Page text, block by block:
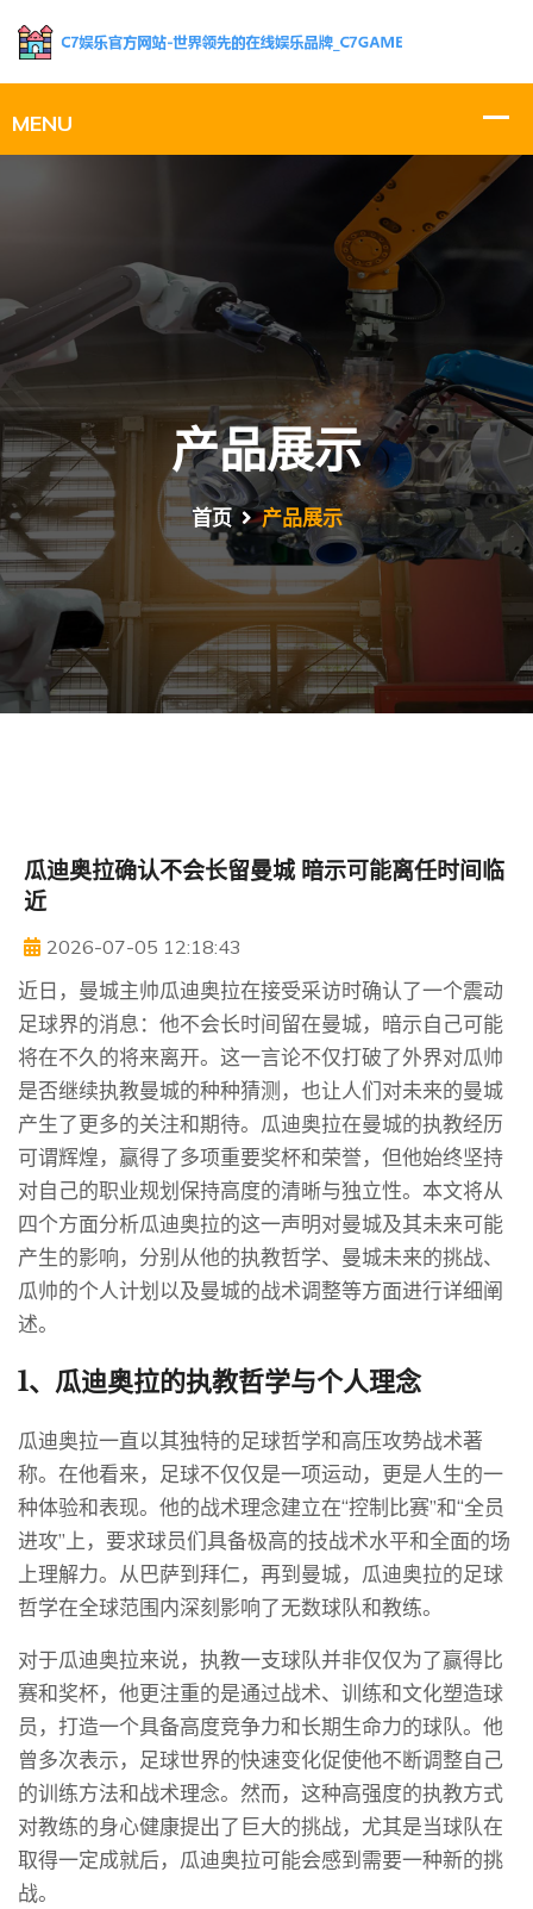
产品展示
首页 产品展示
瓜迪奥拉确认不会长留曼城 暗示可能离任时间临
近
2026-07-05 12:18:43
近日，曼城主帅瓜迪奥拉在接受采访时确认了一个震动
足球界的消息：他不会长时间留在曼城，暗示自己可能
将在不久的将来离开。这一言论不仅打破了外界对瓜帅
是否继续执教曼城的种种猜测，也让人们对未来的曼城
产生了更多的关注和期待。瓜迪奥拉在曼城的执教经历
可谓辉煌，赢得了多项重要奖杯和荣誉，但他始终坚持
对自己的职业规划保持高度的清晰与独立性。本文将从
四个方面分析瓜迪奥拉的这一声明对曼城及其未来可能
产生的影响，分别从他的执教哲学、曼城未来的挑战、
瓜帅的个人计划以及曼城的战术调整等方面进行详细阐
述。
1、瓜迪奥拉的执教哲学与个人理念
瓜迪奥拉一直以其独特的足球哲学和高压攻势战术著
称。在他看来，足球不仅仅是一项运动，更是人生的一
种体验和表现。他的战术理念建立在“控制比赛”和“全员
进攻”上，要求球员们具备极高的技战术水平和全面的场
上理解力。从巴萨到拜仁，再到曼城，瓜迪奥拉的足球
哲学在全球范围内深刻影响了无数球队和教练。
对于瓜迪奥拉来说，执教一支球队并非仅仅为了赢得比
赛和奖杯，他更注重的是通过战术、训练和文化塑造球
员，打造一个具备高度竞争力和长期生命力的球队。他
曾多次表示，足球世界的快速变化促使他不断调整自己
的训练方法和战术理念。然而，这种高强度的执教方式
对教练的身心健康提出了巨大的挑战，尤其是当球队在
取得一定成就后，瓜迪奥拉可能会感到需要一种新的挑
战。